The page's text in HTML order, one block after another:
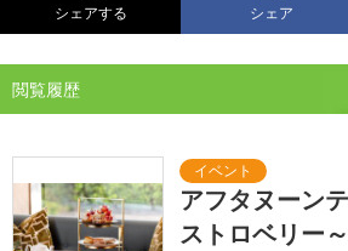
シェアする シェア
閲覧履歴
アフタヌーン
ストロベリー～